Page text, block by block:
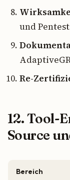
und
Re-
12. Tool-
Source
Bereich